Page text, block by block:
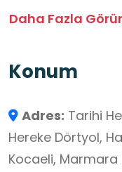
Çelebi’nin
çıkan eser ile en
unsurlardan biri
bulunmasıdır.
küçük bir kafe,
Daha Fazla
Konum
Adres: Tarihi
Hereke Dörtyol,
Kocaeli, Marmara